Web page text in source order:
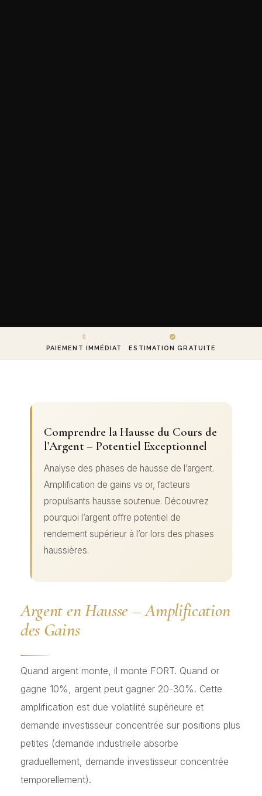
PAIEMENT IMMÉDIAT ESTIMATION GRATUITE
Comprendre la Hausse du Cours de
l’Argent – Potentiel Exceptionnel
Analyse des phases de hausse de l’argent.
Amplification de gains vs or, facteurs
propulsants hausse soutenue. Découvrez
pourquoi l’argent offre potentiel de
rendement supérieur à l’or lors des phases
haussières.
Argent en Hausse – Amplification
des Gains
Quand argent monte, il monte FORT. Quand or
gagne 10%, argent peut gagner 20-30%. Cette
amplification est due volatilité supérieure et
demande investisseur concentrée sur positions plus
petites (demande industrielle absorbe
graduellement, demande investisseur concentrée
temporellement).